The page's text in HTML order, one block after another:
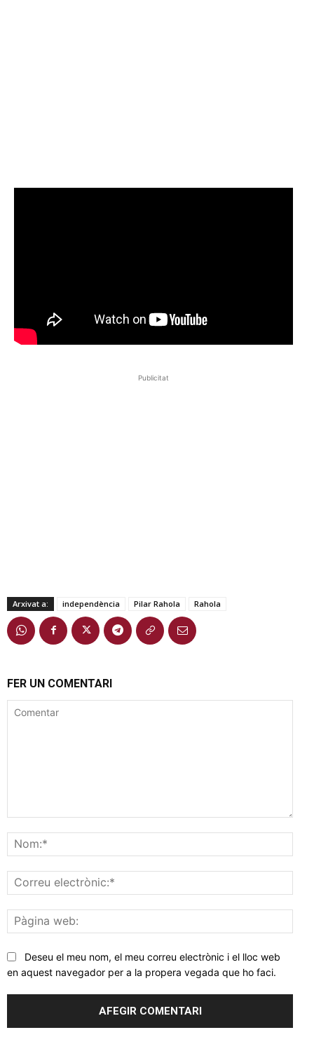
Publicitat
Arxivat a: independència Pilar Rahola Rahola
FER UN COMENTARI
web:
Deseu el meu nom, el meu correu electrònic i el lloc web
en aquest navegador per a la propera vegada que ho faci.